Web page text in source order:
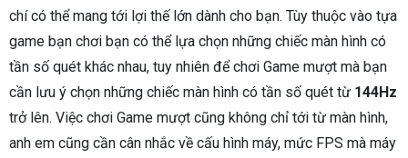
chí có thể mang tới lợi thế lớn dành cho bạn. Tùy thuộc vào tựa
game bạn chơi bạn có thể lựa chọn những chiếc màn hình có
tần số quét khác nhau, tuy nhiên để chơi Game mượt mà bạn
cần lưu ý chọn những chiếc màn hình có tần số quét từ 144Hz
trở lên. Việc chơi Game mượt cũng không chỉ tới từ màn hình,
anh em cũng cần cân nhắc về cấu hình máy, mức FPS mà máy